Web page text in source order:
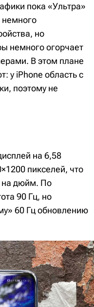
пока «Ультра»
немного
но
немного огорчает
В этом плане
у iPhone область с
поэтому не
на 6,58
пикселей, что
на дюйм. По
90 Гц, но
60 Гц обновлению